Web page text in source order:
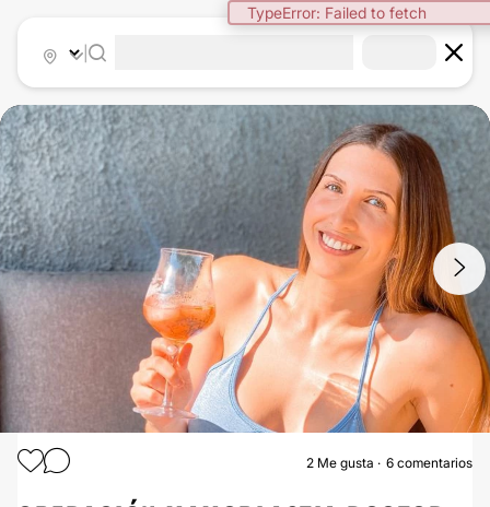
TypeError: Failed to fetch
AUMENTO MAMARIO
2 Me gusta 6 comentarios